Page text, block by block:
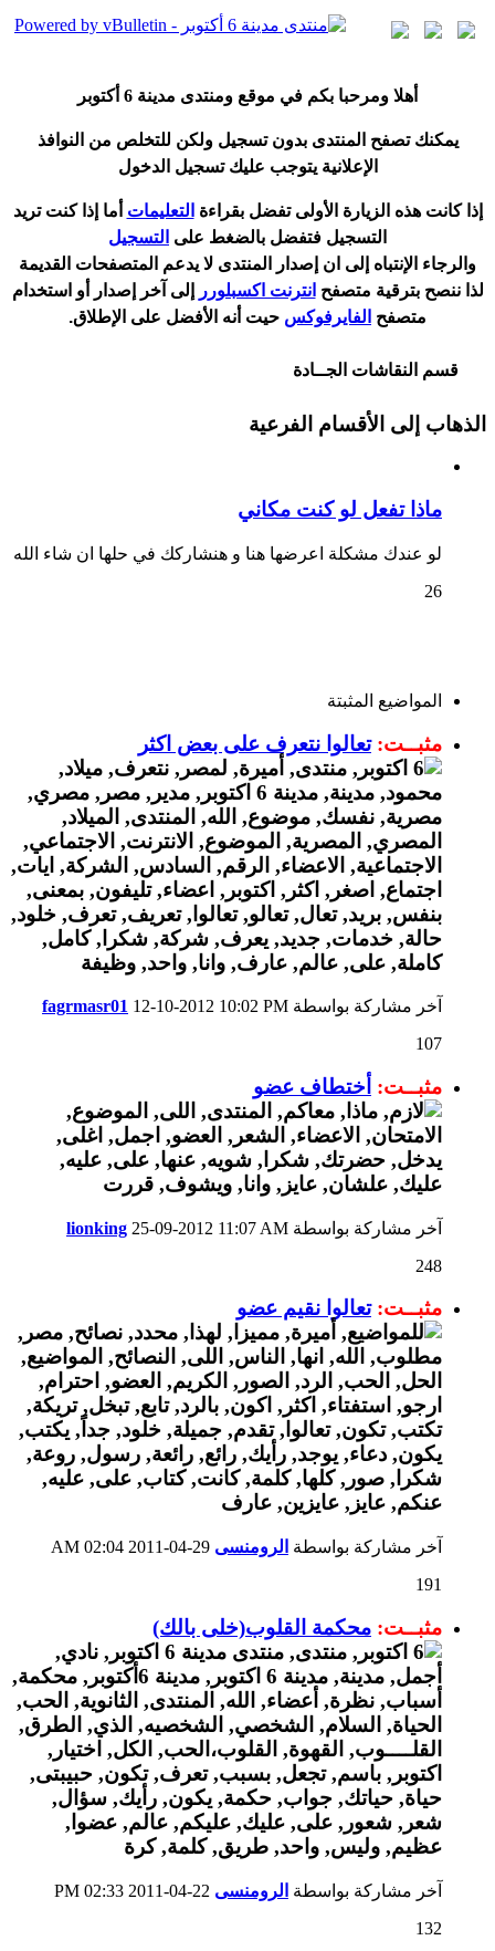
هلا ومرحبا بكم في موقع ومنتدى مدينة 6 أكتوبر
يمكنك تصفح المنتدى بدون تسجيل ولكن للتخلص من النوافذ
الإعلانية يتوجب عليك تسجيل الدخول
إذا كانت هذه الزيارة الأولى تفضل بقراءة التعليمات ما إذا كنت تريد
التسجيل فتفضل بالضغط على التسجيل
والرجاء الإنتباه إلى ان إصدار المنتدى لا يدعم المتصفحات القديمة
لذا ننصح بترقية متصفح انترنت اكسبلورر إلى آخر إصدار أو استخدام
متصفح الفايرفوكس حيت نه الأفضل على الإطلاق.
قسم النقاشات الجــادة
الذهاب إلى الأقسام الفرعية
ماذا تفعل لو كنت مكاني
لو عندك مشكلة اعرضها هنا و هنشاركك في حلها ان شاء الله
26
المواضيع المثبتة
مثبــت: تعالوا نتعرف على بعض اكثر
آخر مشاركة بواسطة fagrmasr01 12-10-2012 10:02 PM
107
مثبــت: أختطاف عضو
آخر مشاركة بواسطة lionking 25-09-2012 11:07 AM
248
مثبــت: تعالوا نقيم عضو
آخر مشاركة بواسطة الرومنسى
02:04 AM
191
مثبــت: محكمة القلوب(خلى بالك)
آخر مشاركة بواسطة الرومنسى
02:33 PM
132